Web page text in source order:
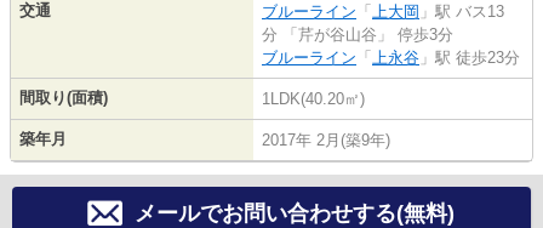
交通
ブルーライン 「 上大岡 」駅 バス13
分 「芹が谷山谷」 停歩3分
ブルーライン 「 上永谷 」駅 徒歩23分
間取り(面積) 1LDK(40.20㎡)
築年月 2017年 2月(築9年)
メールでお問い合わせする(無料)